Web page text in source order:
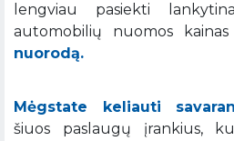
lengviau pasiekti
automobilių nuomos
nuorodą.
Mėgstate keliauti
šiuos paslaugų įrankius,